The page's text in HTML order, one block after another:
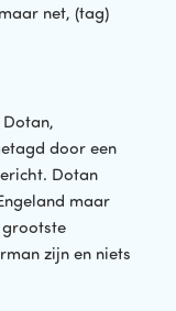
net, (tag)
door een
Dotan
maar
grootste
zijn en niets